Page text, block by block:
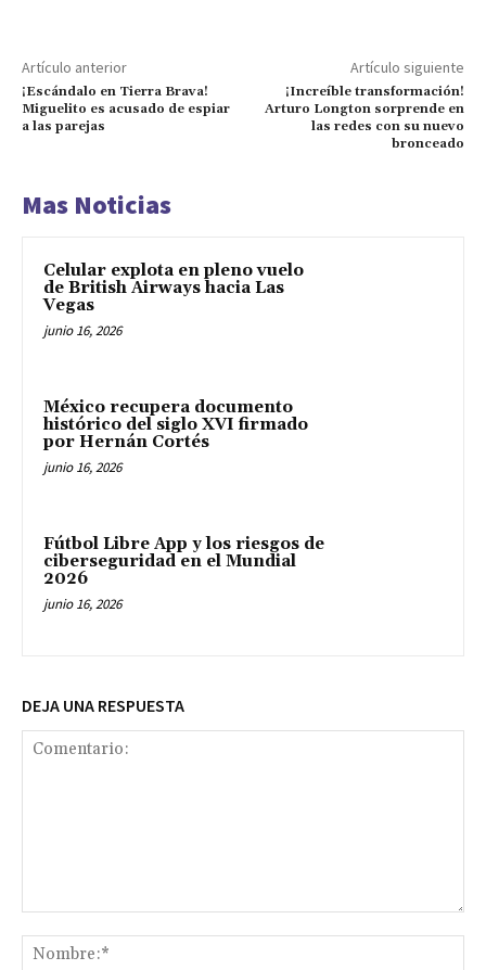
Artículo anterior
¡Escándalo en Tierra Brava!
Miguelito es acusado de espiar
a las parejas
Artículo siguiente
¡Increíble transformación!
Arturo Longton sorprende en
las redes con su nuevo
bronceado
Mas Noticias
Celular explota en pleno vuelo
de British Airways hacia Las
Vegas
junio 16, 2026
México recupera documento
histórico del siglo XVI firmado
por Hernán Cortés
junio 16, 2026
Fútbol Libre App y los riesgos de
ciberseguridad en el Mundial
2026
junio 16, 2026
DEJA UNA RESPUESTA